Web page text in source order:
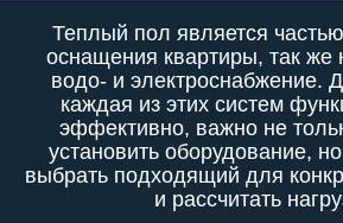
Теплый пол является
оснащения квартиры, так же
водо- и электроснабжение.
каждая из этих систем
эффективно, важно не
установить оборудование,
выбрать подходящий для
и рассчитать